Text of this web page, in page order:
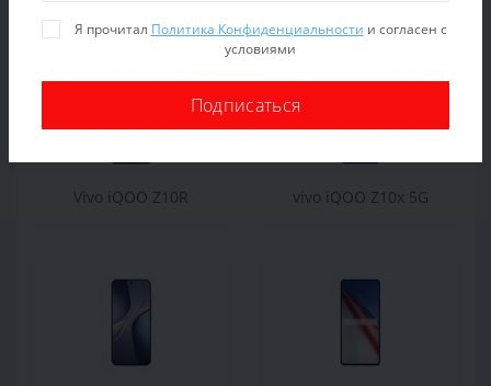
Vivo iQOO Z10R vivo iQOO Z10x 5G
Я прочитал Политика Конфиденциальности и согласен с
условиями
Подписаться